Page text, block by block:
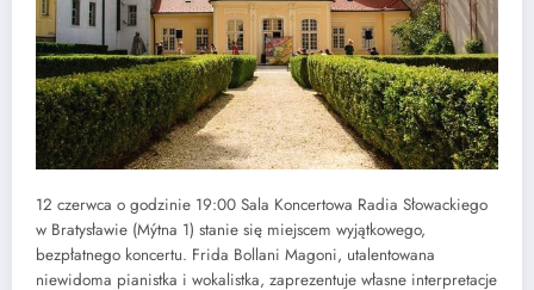
12 czerwca o godzinie 19:00 Sala Koncertowa Radia Słowackiego
w Bratysławie (Mýtna 1) stanie się miejscem wyjątkowego,
bezpłatnego koncertu. Frida Bollani Magoni, utalentowana
niewidoma pianistka i wokalistka, zaprezentuje własne interpretacje